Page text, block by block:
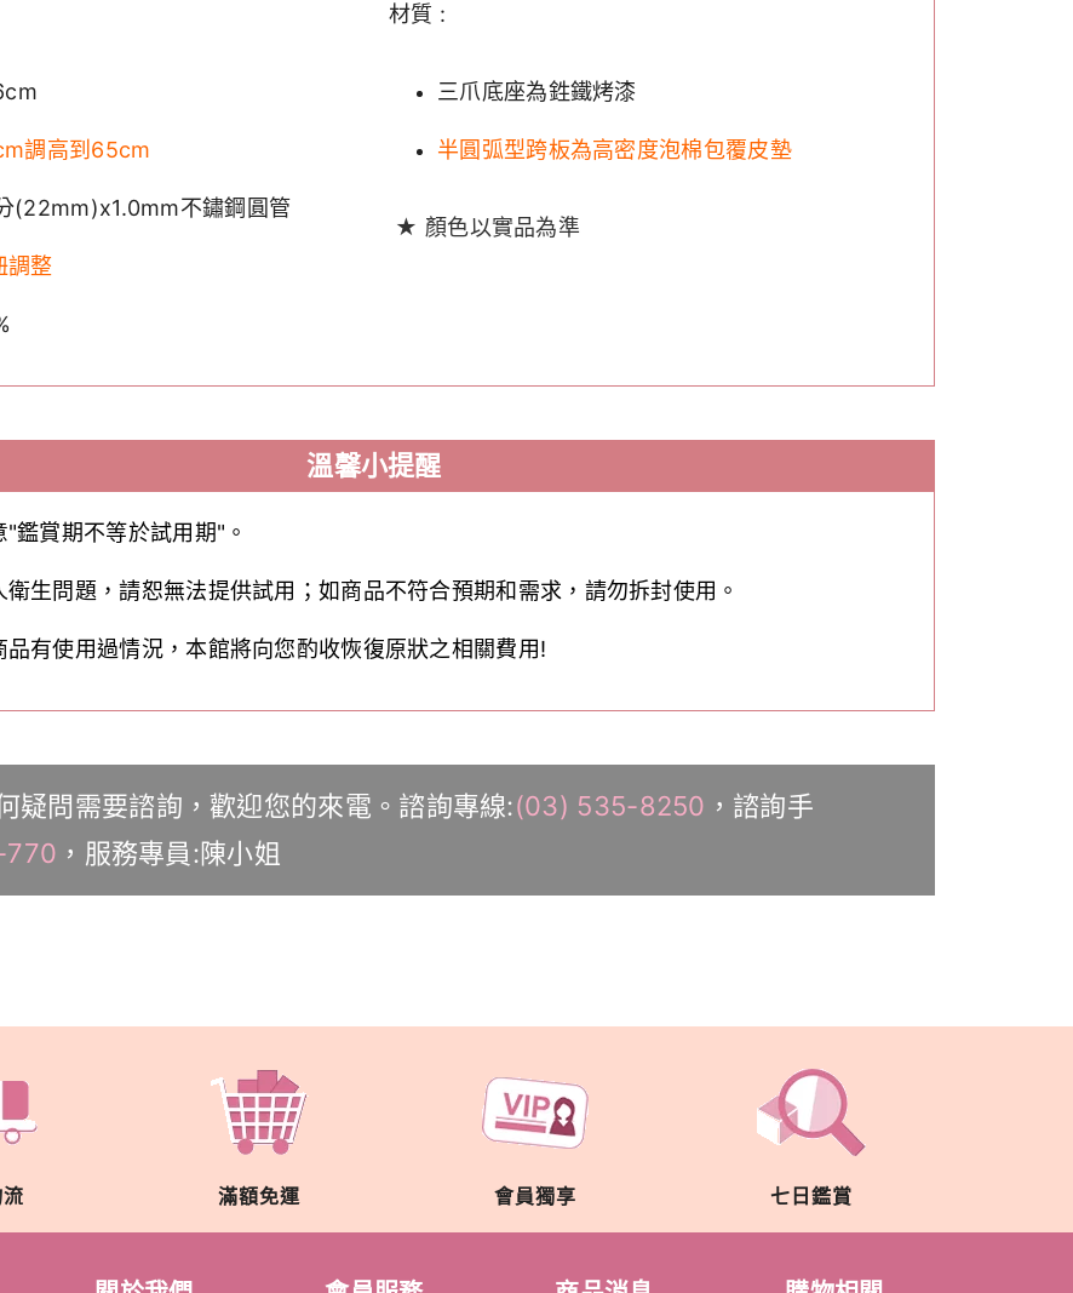
調高到65cm
(22mm)x1.0mm不鏽鋼圓管
調整
材質 :
三爪底座為鉎鐵烤漆
半圓弧型跨板為高密度泡棉包覆皮墊
★ 顏色以實品為準
溫馨小提醒
鑑賞期不等於試用期"。
衛生問題，請恕無法提供試用；如商品不符合預期和需求，請勿拆封使用。
品有使用過情況，本館將向您酌收恢復原狀之相關費用!
疑問需要諮詢，歡迎您的來電。諮詢專線:(03) 535-8250 ，諮詢手
，服務專員:陳小姐
滿額免運 會員獨享 七日鑑賞